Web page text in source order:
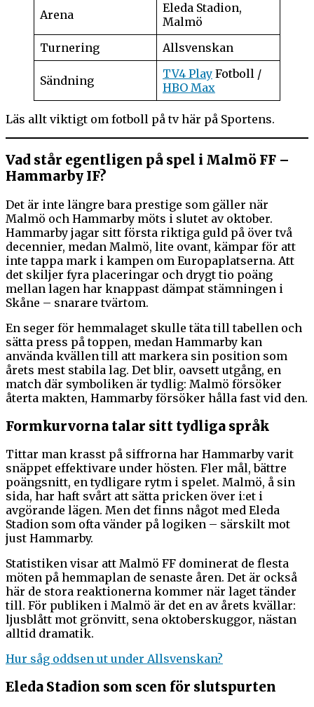
Arena
Eleda Stadion,
Malmö
Turnering
Allsvenskan
Sändning TV4 Play Fotboll /
HBO Max
Läs allt viktigt om fotboll på tv här på Sportens.
Vad står egentligen på spel i Malmö FF –
Hammarby IF?
Det är inte längre bara prestige som gäller när
Malmö och Hammarby möts i slutet av oktober.
Hammarby jagar sitt första riktiga guld på över två
decennier, medan Malmö, lite ovant, kämpar för att
inte tappa mark i kampen om Europaplatserna. Att
det skiljer fyra placeringar och drygt tio poäng
mellan lagen har knappast dämpat stämningen i
Skåne – snarare tvärtom.
En seger för hemmalaget skulle täta till tabellen och
sätta press på toppen, medan Hammarby kan
använda kvällen till att markera sin position som
årets mest stabila lag. Det blir, oavsett utgång, en
match där symboliken är tydlig: Malmö försöker
återta makten, Hammarby försöker hålla fast vid den.
Formkurvorna talar sitt tydliga språk
Tittar man krasst på siffrorna har Hammarby varit
snäppet effektivare under hösten. Fler mål, bättre
poängsnitt, en tydligare rytm i spelet. Malmö, å sin
sida, har haft svårt att sätta pricken över i:et i
avgörande lägen. Men det finns något med Eleda
Stadion som ofta vänder på logiken – särskilt mot
just Hammarby.
Statistiken visar att Malmö FF dominerat de flesta
möten på hemmaplan de senaste åren. Det är också
här de stora reaktionerna kommer när laget tänder
till. För publiken i Malmö är det en av årets kvällar:
ljusblått mot grönvitt, sena oktoberskuggor, nästan
alltid dramatik.
Hur såg oddsen ut under Allsvenskan?
Eleda Stadion som scen för slutspurten